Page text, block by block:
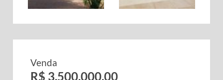
Venda
R$ 3.500.000,00